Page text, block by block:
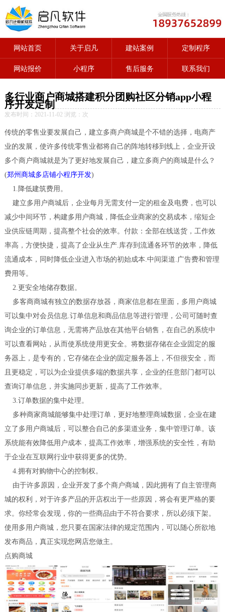
网站首页 关于启凡 建站案例 定制程序
网站报价 小程序 售后服务 联系我们
多行业商户商城搭建积分团购社区分销app小程
序开发定制
发布时间：2021-11-02 浏览： 次
传统的零售业要发展自己，建立多商户商城是个不错的选择，电商产
业的发展，使许多传统零售业都将自己的阵地转移到线上，企业开设
多个商户商城就是为了更好地发展自己，建立多商户的商城是什么？
(郑州商城多店铺小程序开发)
1.降低建筑费用。
建立多用户商城后，企业每月无需支付一定的租金及电费，也可以
减少中间环节，构建多用户商城，降低企业商家的交易成本，缩短企
业供应链周期，提高整个社会的效率。付款：全部在线送货，工作效
率高，方便快捷，提高了企业从生产.库存到流通各环节的效率，降低
流通成本，同时降低企业进入市场的初始成本.中间渠道.广告费和管理
费用等。
2.更安全地储存数据。
多客商商城有独立的数据存放器，商家信息都在里面，多用户商城
可以集中对会员信息.订单信息和商品信息等进行管理，公司可随时查
询企业的订单信息，无需将产品放在其他平台销售，在自己的系统中
可以查看网站，从而使系统使用更安全。将数据存储在企业固定的服
务器上，是专有的，它存储在企业的固定服务器上，不但很安全，而
且更稳定，可以为企业提供多端的数据共享，企业的任意部门都可以
查询订单信息，并实施同步更新，提高了工作效率。
3.订单数据的集中处理。
多种商家商城能够集中处理订单，更好地整理商城数据，企业在建
立了多用户商城后，可以整合自己的多渠道业务，集中管理订单。该
系统能有效降低用户成本，提高工作效率，增强系统的安全性，有助
于企业在互联网行业中获得更多的优势。
4.拥有对购物中心的控制权。
由于许多原因，企业开发了多个商户商城，因此拥有了自主管理商
城的权利，对于许多产品的开店权出于一些原因，将会有更严格的要
求。你经常会发现，你的一些商品由于不符合要求，所以必须下架。
使用多用户商城，您只要在国家法律的规定范围内，可以随心所欲地
发布商品，真正实现您网店您做主。
点购商城